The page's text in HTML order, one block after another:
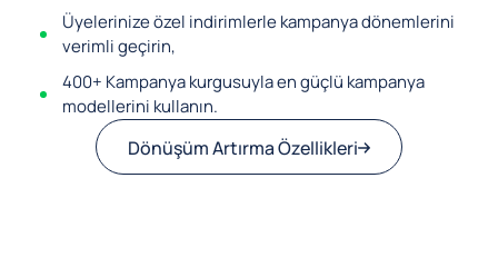
Üyelerinize özel indirimlerle kampanya dönemlerini
verimli geçirin,
400+ Kampanya kurgusuyla en güçlü kampanya
modellerini kullanın.
Dönüşüm Artırma Özellikleri